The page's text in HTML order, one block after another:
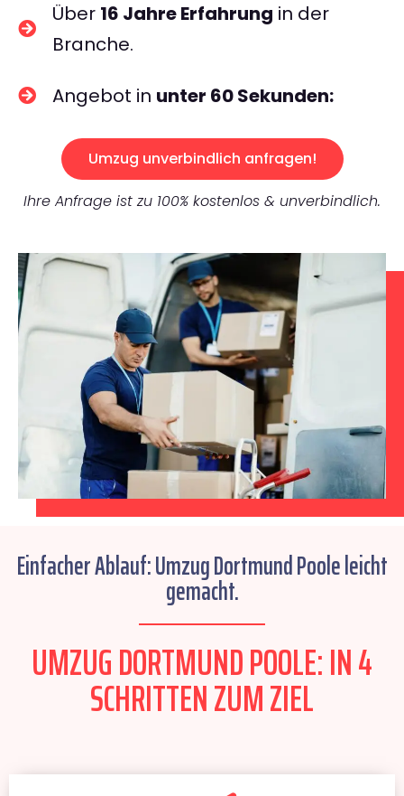
Über 16 Jahre Erfahrung in der
Branche.
Angebot in unter 60 Sekunden:
Umzug unverbindlich anfragen!
Ihre Anfrage ist zu 100% kostenlos & unverbindlich.
Einfacher Ablauf: Umzug Dortmund Poole leicht
gemacht.
UMZUG DORTMUND POOLE: IN 4
SCHRITTEN ZUM ZIEL